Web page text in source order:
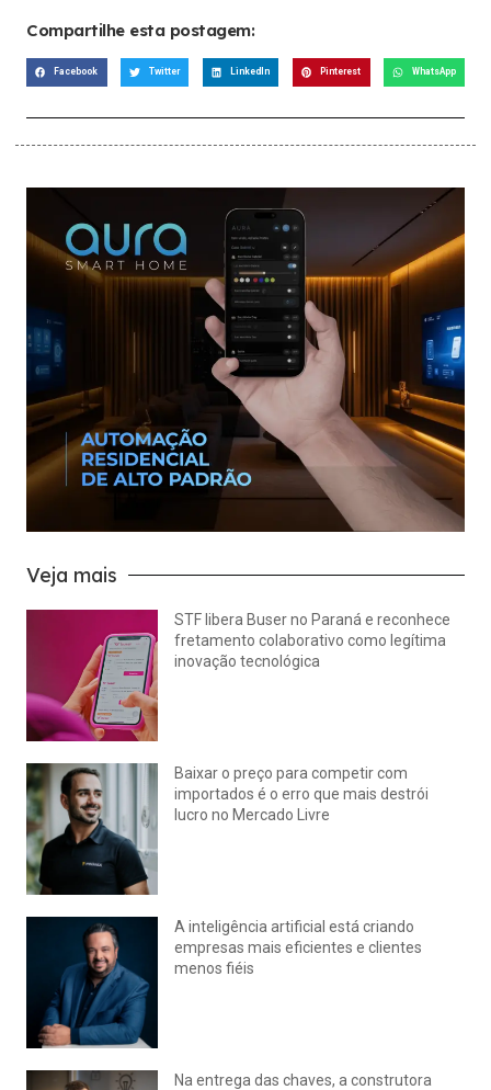
Compartilhe esta postagem:
Facebook Twitter LinkedIn Pinterest WhatsApp
Veja mais
STF libera Buser no Paraná e reconhece
fretamento colaborativo como legítima
inovação tecnológica
Baixar o preço para competir com
importados é o erro que mais destrói
lucro no Mercado Livre
A inteligência artificial está criando
empresas mais eficientes e clientes
menos fiéis
Na entrega das chaves, a construtora